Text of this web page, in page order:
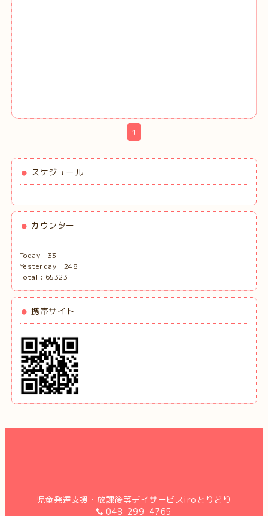
1
スケジュール
カウンター
Today : 33
Yesterday : 248
Total : 65323
携帯サイト
児童発達支援・放課後等デイサービスiroとりどり
048-299-4765